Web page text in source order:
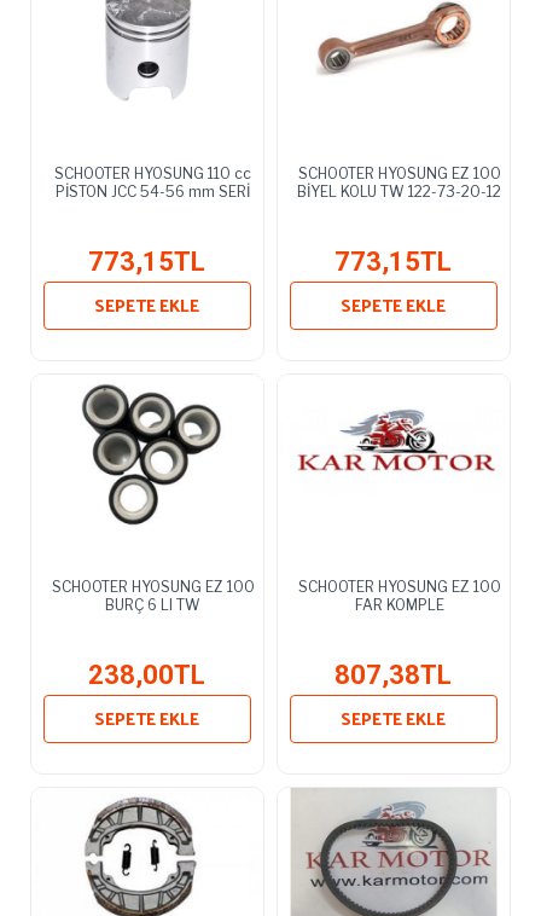
SCHOOTER HYOSUNG 110 cc
PİSTON JCC 54-56 mm SERİ
773,15TL
SEPETE EKLE
SCHOOTER HYOSUNG EZ 100
BİYEL KOLU TW 122-73-20-12
773,15TL
SEPETE EKLE
SCHOOTER HYOSUNG EZ 100
BURÇ 6 LI TW
238,00TL
SEPETE EKLE
SCHOOTER HYOSUNG EZ 100
FAR KOMPLE
807,38TL
SEPETE EKLE